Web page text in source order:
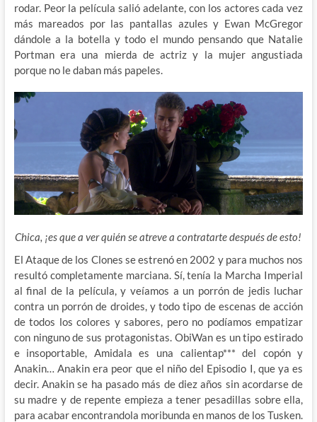
rodar. Peor la película salió adelante, con los actores cada vez
más mareados por las pantallas azules y Ewan McGregor
dándole a la botella y todo el mundo pensando que Natalie
Portman era una mierda de actriz y la mujer angustiada
porque no le daban más papeles.
Chica, ¡es que a ver quién se atreve a contratarte después de esto!
El Ataque de los Clones se estrenó en 2002 y para muchos nos
resultó completamente marciana. Sí, tenía la Marcha Imperial
al final de la película, y veíamos a un porrón de jedis luchar
contra un porrón de droides, y todo tipo de escenas de acción
de todos los colores y sabores, pero no podíamos empatizar
con ninguno de sus protagonistas. ObiWan es un tipo estirado
e insoportable, Amidala es una calientap*** del copón y
Anakin… Anakin era peor que el niño del Episodio I, que ya es
decir. Anakin se ha pasado más de diez años sin acordarse de
su madre y de repente empieza a tener pesadillas sobre ella,
para acabar encontrandola moribunda en manos de los Tusken.